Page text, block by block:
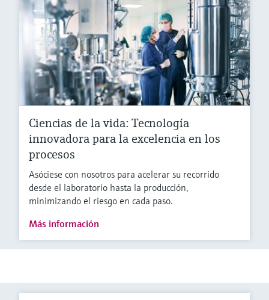
Ciencias de la vida: Tecnología
innovadora para la excelencia en los
procesos
Asóciese con nosotros para acelerar su recorrido
desde el laboratorio hasta la producción,
minimizando el riesgo en cada paso.
Más información